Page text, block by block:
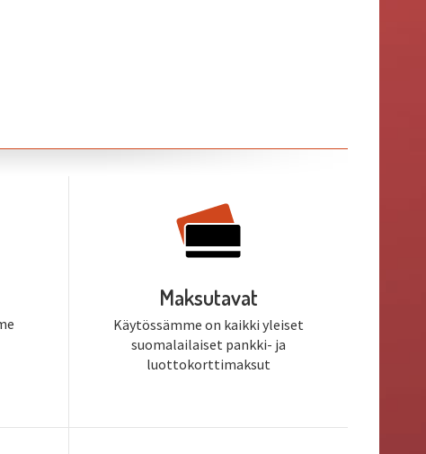
Maksutavat
Käytössämme on kaikki yleiset
suomalailaiset pankki- ja
luottokorttimaksut